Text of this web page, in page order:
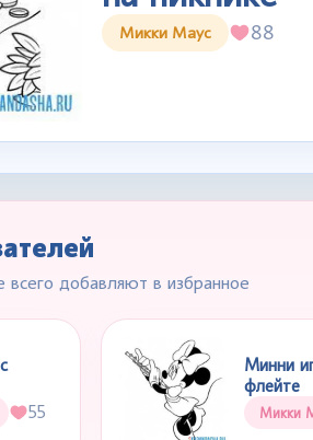
Микки Маус 88
всего добавляют в избранное
55
Минни
флейте
Микки